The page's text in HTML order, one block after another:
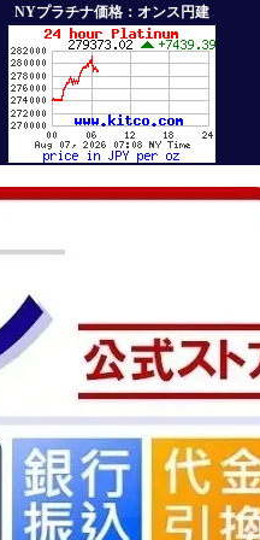
NYプラチナ価格：オンス円建